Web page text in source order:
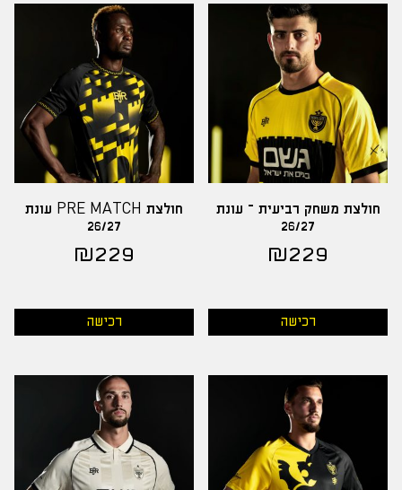
חולצת משחק רביעית – עונת
26/27
₪229
רכישה
חולצת PRE MATCH עונת
26/27
₪229
רכישה